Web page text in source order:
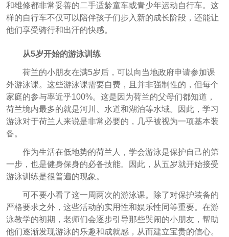
和维修都非常妥善的二手适龄童车或青少年运动自行车。这
样的自行车不仅可以陪伴孩子们步入新的成长阶段，还能让
他们享受骑行和出汗的快感。
从5岁开始的游泳训练
荷兰的小朋友在满5岁后，可以向当地政府申请参加课
外游泳课。这些游泳课需要自费，且并非强制性的，但每个
家庭的参与率近乎100%。这是因为荷兰的父母们都知道，
荷兰境内最多的就是河川、水道和湖泊等水域。因此，学习
游泳对于荷兰人来说是非常必要的，几乎被视为一项基本装
备。
作为生活在低地势的荷兰人，学会游泳是保护自己的第
一步，也是健身保身的必备技能。因此，从五岁就开始接受
游泳训练是很普遍的现象。
可不要小看了这一周两次的游泳课。除了对保护装备的
严格要求之外，这些活动的实用性和娱乐性同等重要。在游
泳教学的初期，老师们会逐步引导那些哭闹的小朋友，帮助
他们逐渐发现游泳的乐趣和成就感，从而建立宝贵的信心。